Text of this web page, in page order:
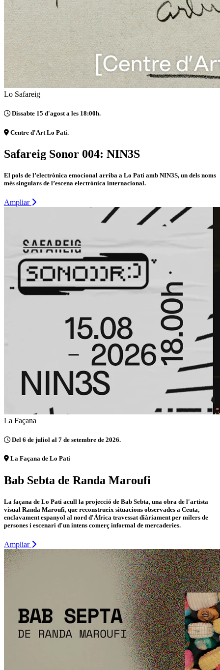
Lo Safareig
Dissabte 15 d'agost a les 18:00h.
Centre d'Art Lo Pati.
Safareig Sonor 004: NIN3S
El pols de l’electrònica emocional arriba a Lo Pati amb NIN3S, un dels noms
més singulars de l’escena electrònica internacional.
Ampliar
La Façana
Del 6 de juliol al 7 de setembre de 2026.
La Façana de Lo Pati
Bab Sebta de Randa Maroufi
La façana de Lo Pati acull la projecció de Bab Sebta, una obra de l'artista
visual Randa Maroufi, que reconstrueix situacions observades a Ceuta,
enclavament espanyol al nord d'Àfrica travessat diàriament per milers de
persones i escenari d'un intens comerç informal de mercaderies.
Ampliar